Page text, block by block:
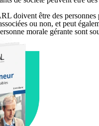
doivent être des
ou non, et peut
morale gérante sont